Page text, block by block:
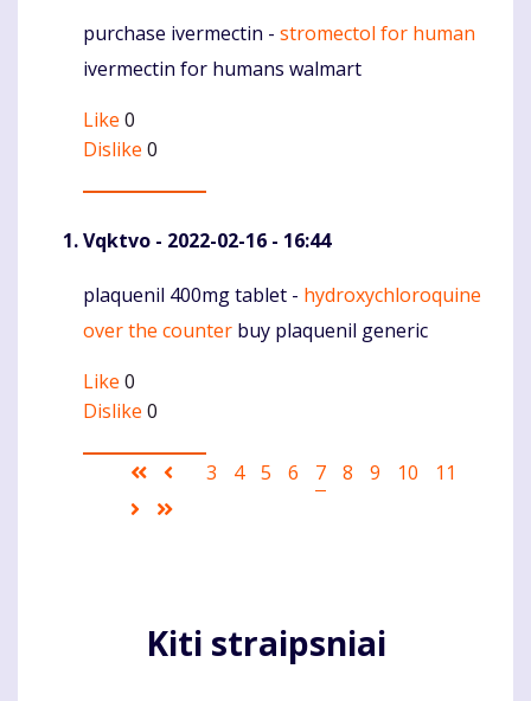
Komentaras
purchase ivermectin - stromectol for human
ivermectin for humans walmart
Like 0
Dislike 0
Vqktvo - 2022-02-16 - 16:44
Komentaras
plaquenil 400mg tablet - hydroxychloroquine
over the counter buy plaquenil generic
Like 0
Dislike 0
Pagination
First
page
Ankstesnis
Puslapis
3 Puslapis
4 Puslapis
5 Puslapis
6
Current
7 Puslapis
8 Puslapis
9 Puslapis
10 Puslapis
11
Sekantis
Kiti straipsniai